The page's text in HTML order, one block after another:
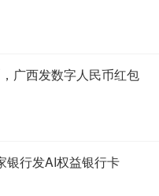
广西发数字人民币红包
银行发AI权益银行卡